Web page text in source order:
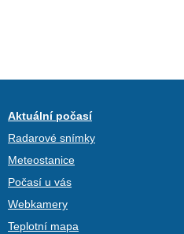
Aktuální počasí
Radarové snímky
Meteostanice
Počasí u vás
Webkamery
Teplotní mapa